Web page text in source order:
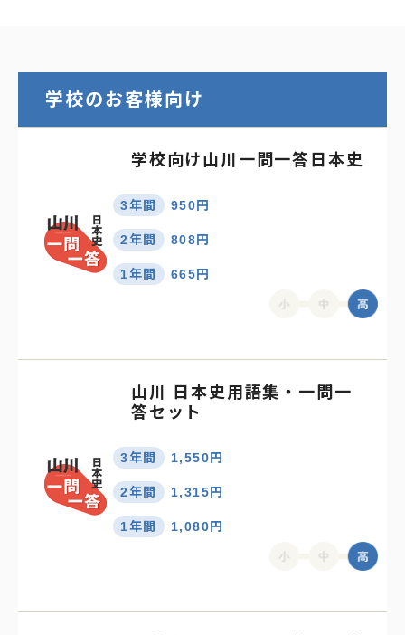
学校のお客様向け
学校向け山川一問一答日本史
3年間 950円
2年間 808円
1年間 665円
山川 日本史用語集・一問一
答セット
3年間 1,550円
2年間 1,315円
1年間 1,080円